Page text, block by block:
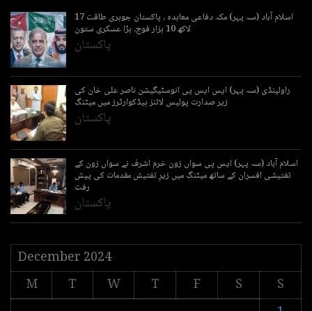
اسلام آباد (سہ پہر) مکہ دفاعی معاہدہ , پاکستان جوہری طاقت 17
لاکھ 10 ہزار فوج, بڑا عسکری ستون
پاکستان
راولپنڈی (سہ پہر) ایس ایس پی انوسٹیگیشن ناصر علی خان کی
زیر صدارت پولیس لائنز ہیڈکوارٹرز میں میٹنگ
پاکستان
اسلام آباد (سہ پہر) ایس پی سواں زون خرم اشرف نے سواں زون کے
تفتیشی افسران کے ساتھ میٹنگ میں زیرِ تفتیش مقدمات کی پیش
رفت
پاکستان
December 2024
M
T W T F S
S